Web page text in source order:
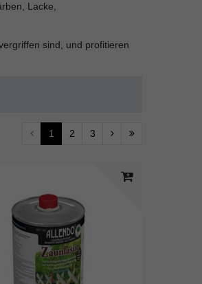
Lacke,
sind, und profitieren
1 2 3